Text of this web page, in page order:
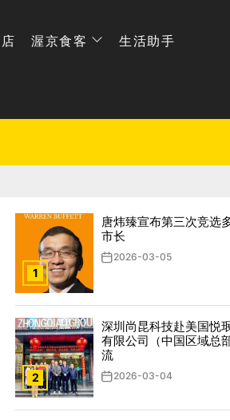
渥京食客 生活助手
1
唐炜臻宣布第三次竞选
市长
2026-03-05
2
深圳尚昆科技赴美国悦
有限公司（中国区域总
流
2026-03-04